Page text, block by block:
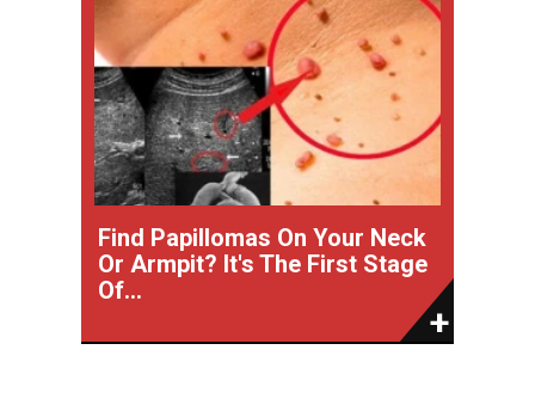
Find Papillomas On Your Neck
Or Armpit? It's The First Stage
Of...